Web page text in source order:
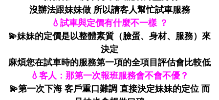
沒辦法跟妹妹做 所以請客人幫忙試車服務
💧試車與定價有什麼不一樣 ？
💫妹妹的定價是以整體素質（臉蛋、身材、服務）來
決定
麻煩您在試車時的服務第一項的全項目評估會比較低
💧客人：那第一次報班服務會不會不優？
💫第一次下海 客戶重口難調 直接決定妹妹的定位 而